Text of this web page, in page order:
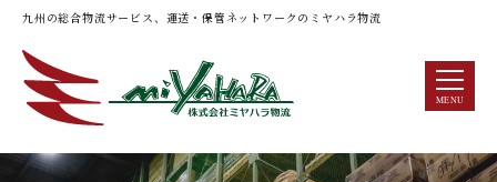
九州の総合物流サービス、運送・保管ネットワークのミヤハラ物流
MENU